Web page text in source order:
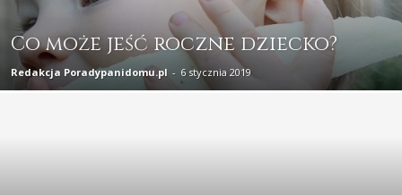
Co może jeść roczne dziecko?
Redakcja Poradypanidomu.pl - 6 stycznia 2019